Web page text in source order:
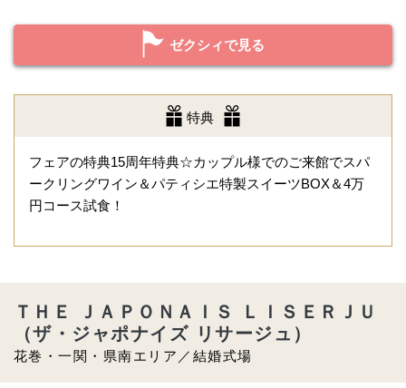
ゼクシィで見る
特典
フェアの特典15周年特典☆カップル様でのご来館でスパ
ークリングワイン＆パティシエ特製スイーツBOX＆4万
円コース試食！
花巻・一関・県南エリア／結婚式場
ＴＨＥ ＪＡＰＯＮＡＩＳ ＬＩＳＥＲＪＵ
（ザ・ジャポナイズ リサージュ）